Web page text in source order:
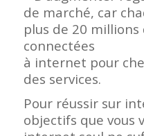
de marché, car
plus de 20
connectées
à internet pour
des services.
Pour réussir sur
objectifs que vous